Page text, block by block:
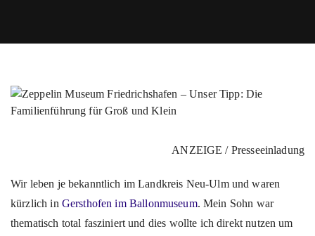
ANZEIGE / Presseeinladung
Wir leben je bekanntlich im Landkreis Neu-Ulm und waren
kürzlich in Gersthofen im Ballonmuseum. Mein Sohn war
thematisch total fasziniert und dies wollte ich direkt nutzen um